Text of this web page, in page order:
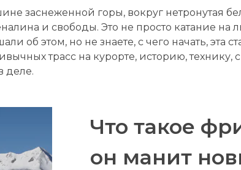
заснеженной горы, вокруг нетронутая
и свободы. Это не просто катание
об этом, но не знаете, с чего начать, эта
трасс на курорте, историю, технику,
деле.
Что такое
он манит